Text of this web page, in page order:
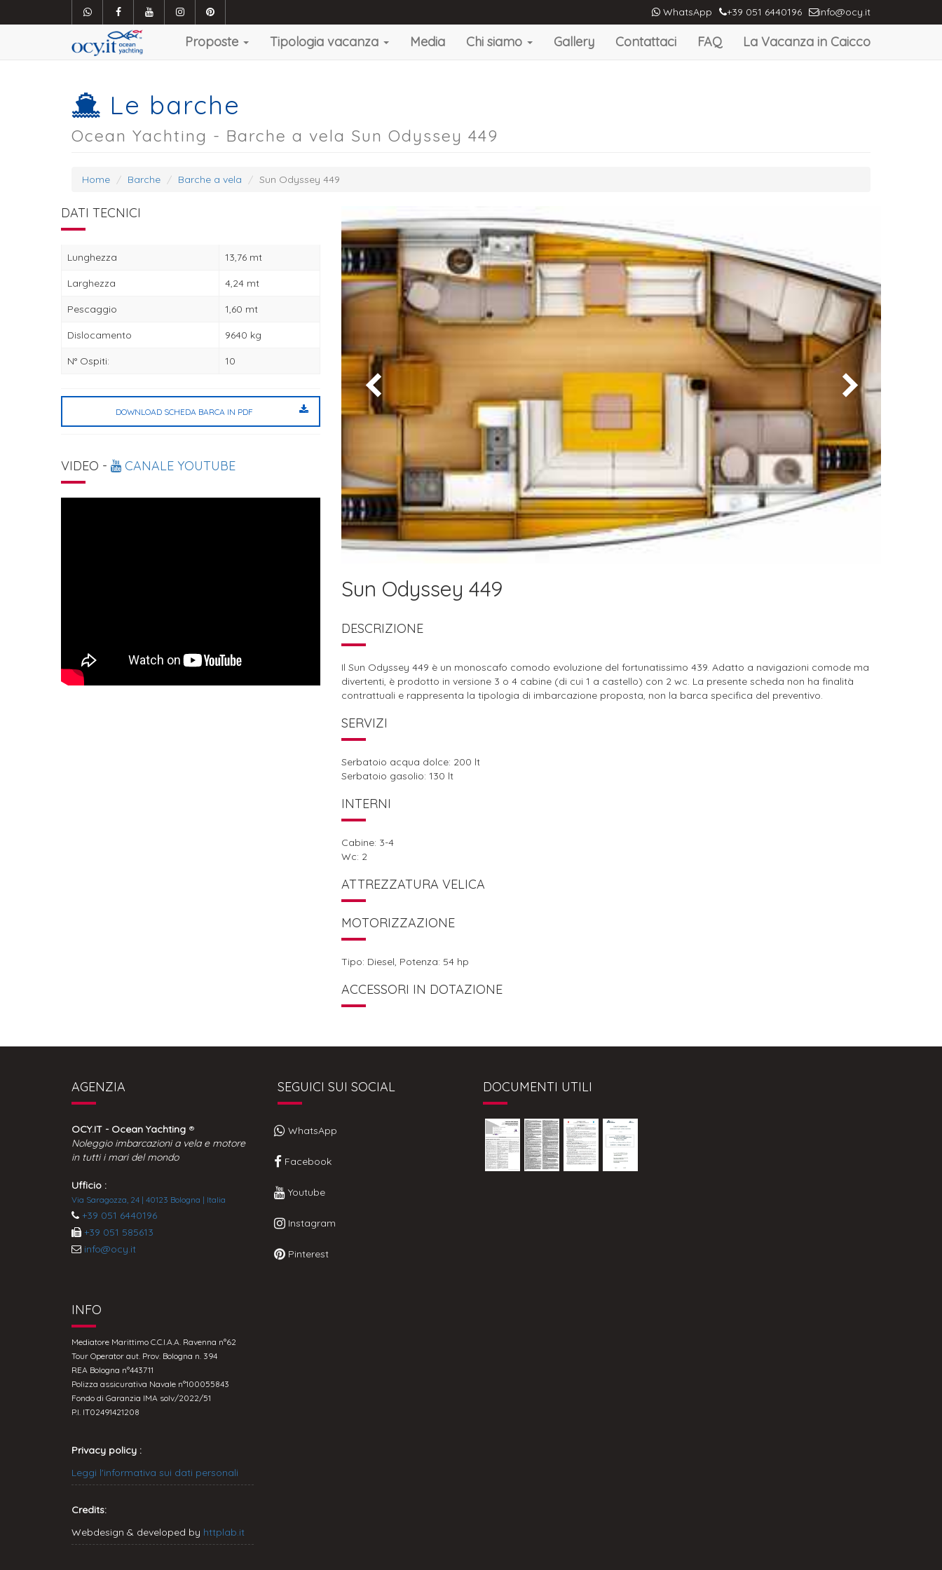
WhatsApp +39 051 6440196 info@ocy.it
Proposte Tipologia vacanza Media Chi siamo Gallery Contattaci FAQ La Vacanza in Caicco
Le barche
Ocean Yachting - Barche a vela Sun Odyssey 449
Home Barche Barche a vela Sun Odyssey 449
Sun Odyssey 449
DESCRIZIONE
Il Sun Odyssey 449 è un monoscafo comodo evoluzione del fortunatissimo 439. Adatto a navigazioni comode ma
divertenti, è prodotto in versione 3 o 4 cabine (di cui 1 a castello) con 2 wc. La presente scheda non ha finalità
contrattuali e rappresenta la tipologia di imbarcazione proposta, non la barca specifica del preventivo.
SERVIZI
Serbatoio acqua dolce: 200 lt
Serbatoio gasolio: 130 lt
INTERNI
Cabine: 3-4
Wc: 2
ATTREZZATURA VELICA
MOTORIZZAZIONE
Tipo: Diesel, Potenza: 54 hp
ACCESSORI IN DOTAZIONE
DATI TECNICI
Lunghezza 13,76 mt
Larghezza 4,24 mt
Pescaggio 1,60 mt
Dislocamento 9640 kg
N° Ospiti: 10
DOWNLOAD SCHEDA BARCA IN PDF
VIDEO - CANALE YOUTUBE
AGENZIA
OCY.IT - Ocean Yachting ®
Noleggio imbarcazioni a vela e motore
in tutti i mari del mondo
Ufficio :
Via Saragozza, 24 | 40123 Bologna | Italia
+39 051 6440196
+39 051 585613
info@ocy.it
SEGUICI SUI SOCIAL
WhatsApp
Facebook
Youtube
Instagram
Pinterest
DOCUMENTI UTILI
INFO
Mediatore Marittimo C.C.I.A.A. Ravenna n°62
Tour Operator aut. Prov. Bologna n. 394
REA Bologna n°443711
Polizza assicurativa Navale n°100055843
Fondo di Garanzia IMA solv/2022/51
P.I. IT02491421208
Privacy policy :
Leggi l'informativa sui dati personali
Credits:
Webdesign & developed by httplab.it